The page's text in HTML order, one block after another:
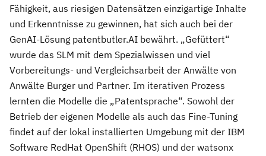
Fähigkeit, aus riesigen Datensätzen einzigartige Inhalte
und Erkenntnisse zu gewinnen, hat sich auch bei der
GenAI-Lösung patentbutler.AI bewährt. „Gefüttert“
wurde das SLM mit dem Spezialwissen und viel
Vorbereitungs- und Vergleichsarbeit der Anwälte von
Anwälte Burger und Partner. Im iterativen Prozess
lernten die Modelle die „Patentsprache“. Sowohl der
Betrieb der eigenen Modelle als auch das Fine-Tuning
findet auf der lokal installierten Umgebung mit der IBM
Software RedHat OpenShift (RHOS) und der watsonx